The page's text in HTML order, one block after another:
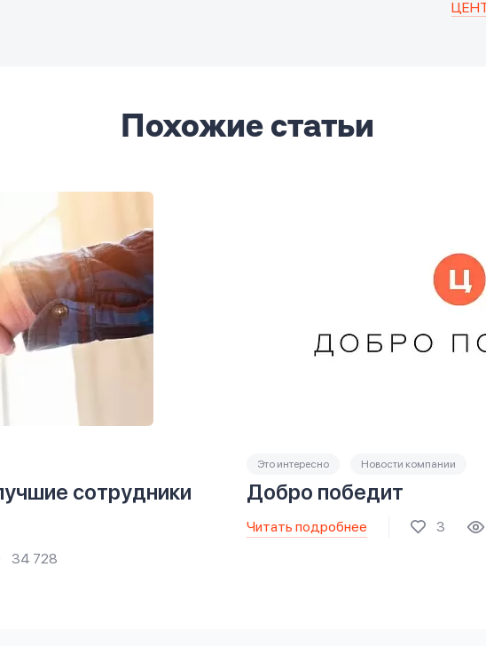
Похожие статьи
сотрудники
34 728
Это интересно Новости компании
Добро победит
Читать подробнее 3